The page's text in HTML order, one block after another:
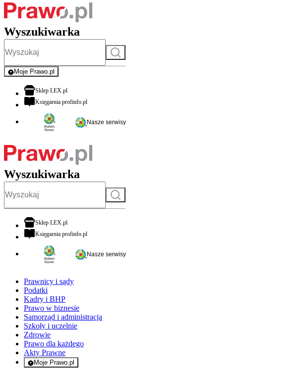
Wyszukiwarka
Szukaj
Moje Prawo.pl
- rejestracja i logowanie do serwisu
Sklep LEX.plotwiera się w nowej karcie
Księgarnia profinfo.plotwiera się w nowej karcie
Nasze serwisy
Wyszukiwarka
Szukaj
Sklep LEX.plotwiera się w nowej karcie
Księgarnia profinfo.plotwiera się w nowej karcie
Nasze serwisy
Prawnicy i sądy
Podatki
Kadry i BHP
Prawo w biznesie
Samorząd i administracja
Szkoły i uczelnie
Zdrowie
Prawo dla każdego
Akty Prawne
Moje Prawo.pl
- rejestracja i logowanie do serwisu